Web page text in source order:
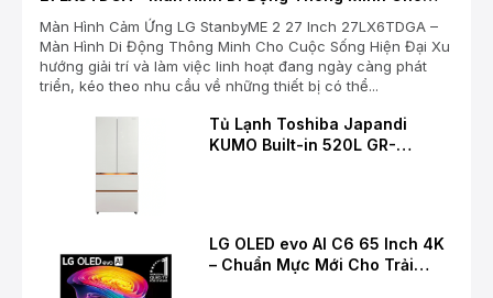
Cuộc Sống Hiện Đại
Màn Hình Cảm Ứng LG StanbyME 2 27 Inch 27LX6TDGA –
Màn Hình Di Động Thông Minh Cho Cuộc Sống Hiện Đại Xu
hướng giải trí và làm việc linh hoạt đang ngày càng phát
triển, kéo theo nhu cầu về những thiết bị có thể...
Tủ Lạnh Toshiba Japandi
KUMO Built-in 520L GR-
LG OLED evo AI C6 65 Inch 4K
– Chuẩn Mực Mới Cho Trải